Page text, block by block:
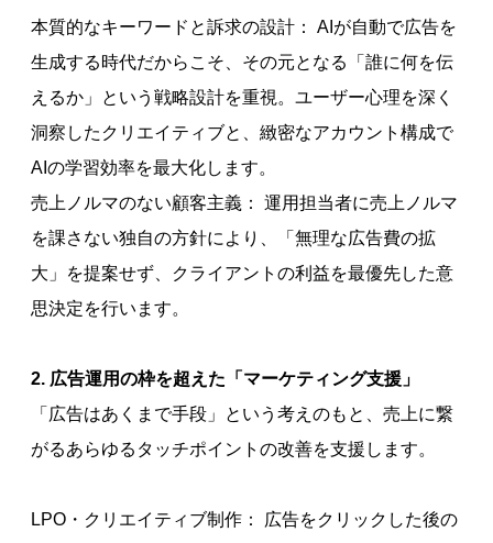
本質的なキーワードと訴求の設計： AIが自動で広告を
生成する時代だからこそ、その元となる「誰に何を伝
えるか」という戦略設計を重視。ユーザー心理を深く
洞察したクリエイティブと、緻密なアカウント構成で
AIの学習効率を最大化します。
売上ノルマのない顧客主義： 運用担当者に売上ノルマ
を課さない独自の方針により、「無理な広告費の拡
大」を提案せず、クライアントの利益を最優先した意
思決定を行います。
2. 広告運用の枠を超えた「マーケティング支援」
「広告はあくまで手段」という考えのもと、売上に繋
がるあらゆるタッチポイントの改善を支援します。
LPO・クリエイティブ制作： 広告をクリックした後の